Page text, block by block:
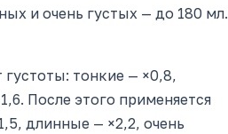
и очень густых — до 180 мл.
тонкие — ×0,8,
После этого применяется
длинные — ×2,2, очень